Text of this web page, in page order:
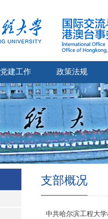
党建工作 政策法规
支部概况
中共哈尔滨工程大